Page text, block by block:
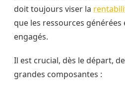
doit toujours viser la
que les ressources générées
engagés.
Il est crucial, dès le départ,
grandes composantes :